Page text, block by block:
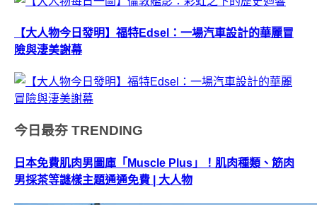
【大人物今日發明】福特Edsel：一場汽車設計的華麗冒
險與淒美謝幕
今日最夯 TRENDING
日本免費肌肉男圖庫「Muscle Plus」！肌肉種類、筋肉
男採茶等謎樣主題通通免費 | 大人物